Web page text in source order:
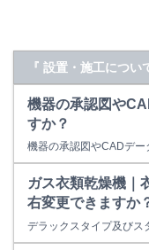
『 設置・施工につい
機器の承認図や
すか？
ガス衣類乾燥機｜
右変更できますか